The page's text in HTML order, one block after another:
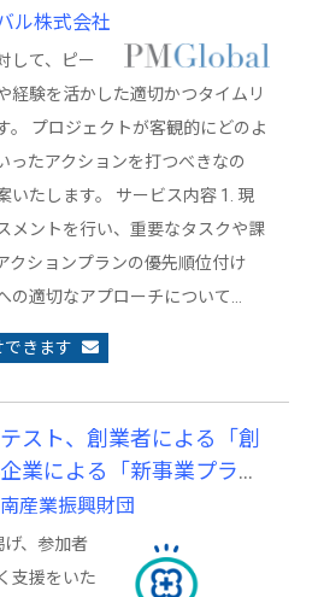
ル株式会社
して、ピー
経験を活かした適切かつタイムリ
。 プロジェクトが客観的にどのよ
ったアクションを打つべきなの
いたします。 サービス内容 1. 現
メントを行い、重要なタスクや課
クションプランの優先順位付け
の適切なアプローチについて…
きます
スト、創業者による「創
業による「新事業プラ
ネスコンテスト
産業振興財団
、参加者
支援をいた